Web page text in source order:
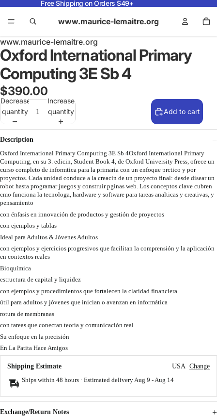
Free Shipping on Orders $49+
www.maurice-lemaitre.org
www.maurice-lemaitre.org
Oxford International Primary
Computing 3E Sb 4
$390.00
Decrease
quantity
Increase
quantity
Add to cart
Description
Oxford International Primary Computing 3E Sb 4Oxford International Primary
Computing, en su 3. edicin, Student Book 4, de Oxford University Press, ofrece un
curso completo de informtica para la primaria con un enfoque prctico y por
proyectos. Cada unidad conduce a la creacin de un proyecto final: desde disear un
robot hasta programar juegos y construir pginas web. Los conceptos clave cubren
cmo funciona la tecnologa, hardware y software para tareas analticas y creativas, y
pensamiento
con énfasis en innovación de productos y gestión de proyectos
con ejemplos y tablas
Ideal para Adultos & Jóvenes Adultos
con ejemplos y ejercicios progresivos que facilitan la comprensión y la aplicación
en contextos reales
Bioquímica
estructura de capital y liquidez
con ejemplos y procedimientos que fortalecen la claridad financiera
útil para adultos y jóvenes que inician o avanzan en informática
rotura de membranas
con tareas que conectan teoría y comunicación real
Su enfoque en la precisión
En La Patita Hace Amigos
Shipping Estimate USA Change
Ships within 48 hours · Estimated delivery Aug 9 - Aug 14
Exchange/Return Notes